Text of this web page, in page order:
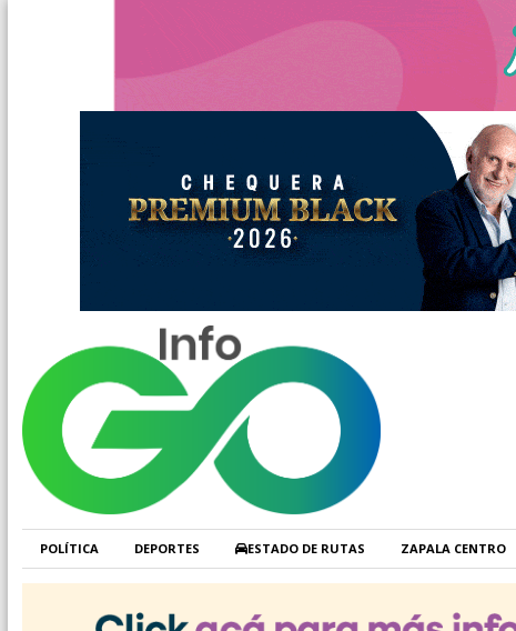
POLÍTICA DEPORTES ESTADO DE RUTAS ZAPALA CENTRO